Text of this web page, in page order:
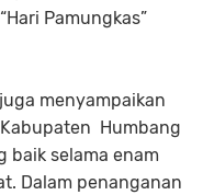
Pamungkas”
menyampaikan
Humbang
baik selama enam
Dalam penanganan